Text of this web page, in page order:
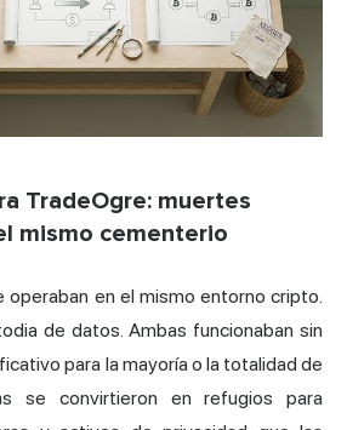
TradeOgre: muertes
mismo cementerio
operaban en el mismo entorno cripto.
de datos. Ambas funcionaban sin
para la mayoría o la totalidad de
se convirtieron en refugios para